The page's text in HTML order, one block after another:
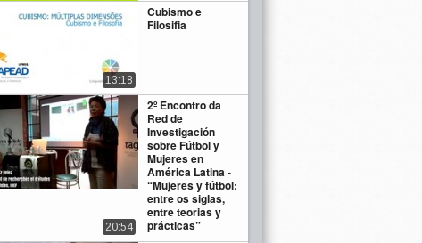
Cubismo e
Filosifia
13:18
2º Encontro da
Red de
Investigación
sobre Fútbol y
Mujeres en
América Latina -
“Mujeres y fútbol:
entre os siglas,
entre teorias y
prácticas”
20:54